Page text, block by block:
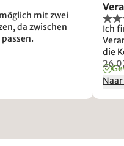
mit zwei
da zwischen
Ich
die